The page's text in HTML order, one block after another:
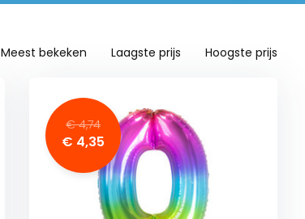
Meest bekeken Laagste prijs Hoogste prijs
€ 4,74
€ 4,35